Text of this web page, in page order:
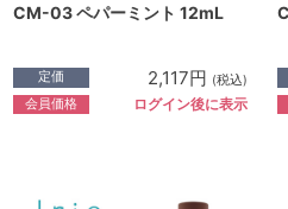
CM-03 ペパーミント 12mL
定価 2,117円 (税込)
会員価格 ログイン後に表示